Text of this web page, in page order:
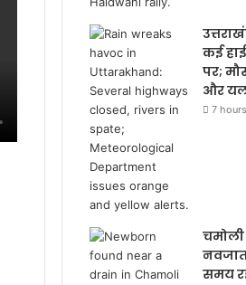
कई
पर;
और
7
समय